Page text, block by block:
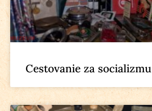
Cestovanie za socializmu